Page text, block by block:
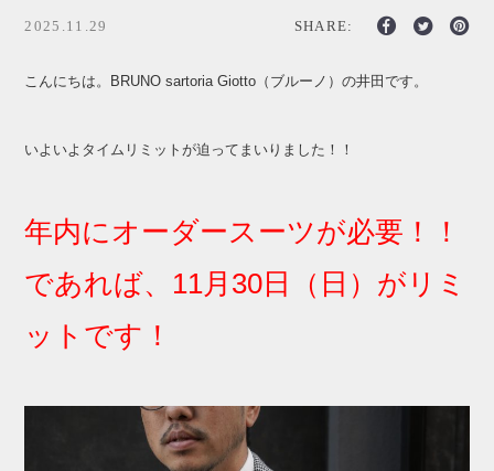
2025.11.29 SHARE:
こんにちは。BRUNO sartoria Giotto（ブルーノ）の井田です。
いよいよタイムリミットが迫ってまいりました！！
年内にオーダースーツが必要！！
であれば、11月30日（日）がリミ
ットです！